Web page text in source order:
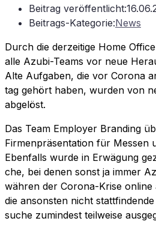
Beitrag veröffentlicht:
Beitrags-Kategorie:News
Durch die der­zei­ti­ge Home
alle Azu­bi-Teams vor neue
Alte Auf­ga­ben, die vor Co­ro­na
tag ge­hört ha­ben, wur­den von
abgelöst.
Das Team Em­ploy­er Bran­ding
Fir­men­prä­sen­ta­ti­on für Mes­sen
Eben­falls wur­de in Er­wä­gung
che, bei de­nen sonst ja im­mer
wäh­ren der Co­ro­na-Kri­se
die an­sons­ten nicht
su­che zu­min­dest teil­wei­se